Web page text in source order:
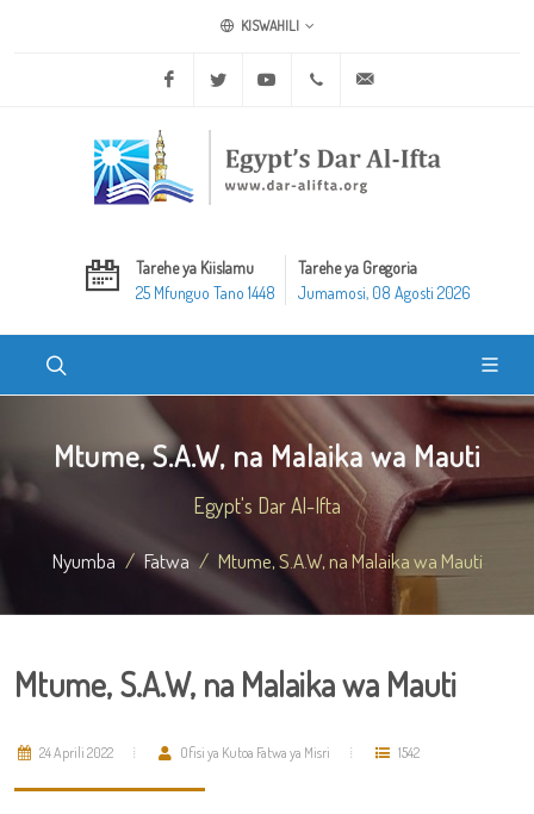
KISWAHILI
Facebook Twitter Youtube +20 2 25970400
Tarehe ya Kiislamu
25 Mfunguo Tano 1448
Tarehe ya Gregoria
Jumamosi, 08 Agosti 2026
Mtume, S.A.W, na Malaika wa Mauti
Egypt's Dar Al-Ifta
Nyumba Fatwa Mtume, S.A.W, na Malaika wa Mauti
Mtume, S.A.W, na Malaika wa Mauti
24 Aprili 2022 Ofisi ya Kutoa Fatwa ya Misri 1542